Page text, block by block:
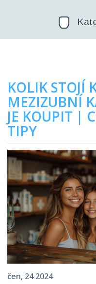
KOLIK STOJÍ
MEZIZUBNÍ
JE KOUPIT |
TIPY
čen, 24 2024